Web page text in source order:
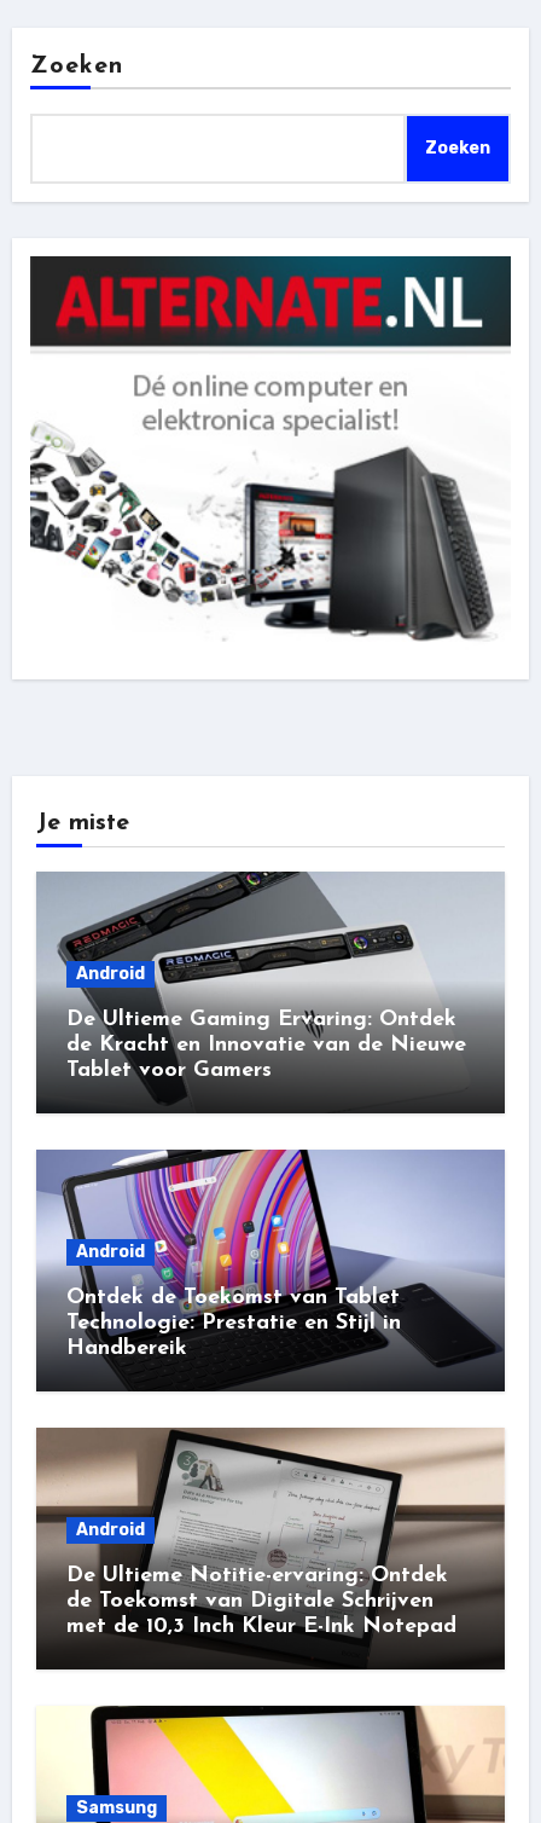
Zoeken
Zoeken
Je miste
Android
De Ultieme Gaming Ervaring: Ontdek
de Kracht en Innovatie van de Nieuwe
Tablet voor Gamers
Android
Ontdek de Toekomst van Tablet
Technologie: Prestatie en Stijl in
Handbereik
Android
De Ultieme Notitie-ervaring: Ontdek
de Toekomst van Digitale Schrijven
met de 10,3 Inch Kleur E-Ink Notepad
Samsung